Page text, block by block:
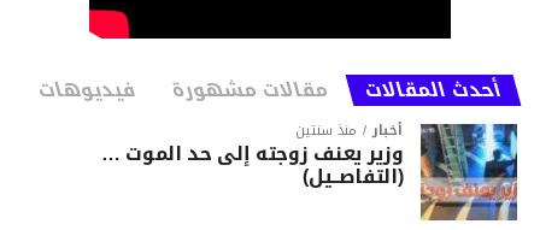
أحدث المقالات مقالات مشهورة فيديوهات
أخبار منذ سنتين
وزير يعنف زوجته إلى حد الموت …
(التفاصــيل)